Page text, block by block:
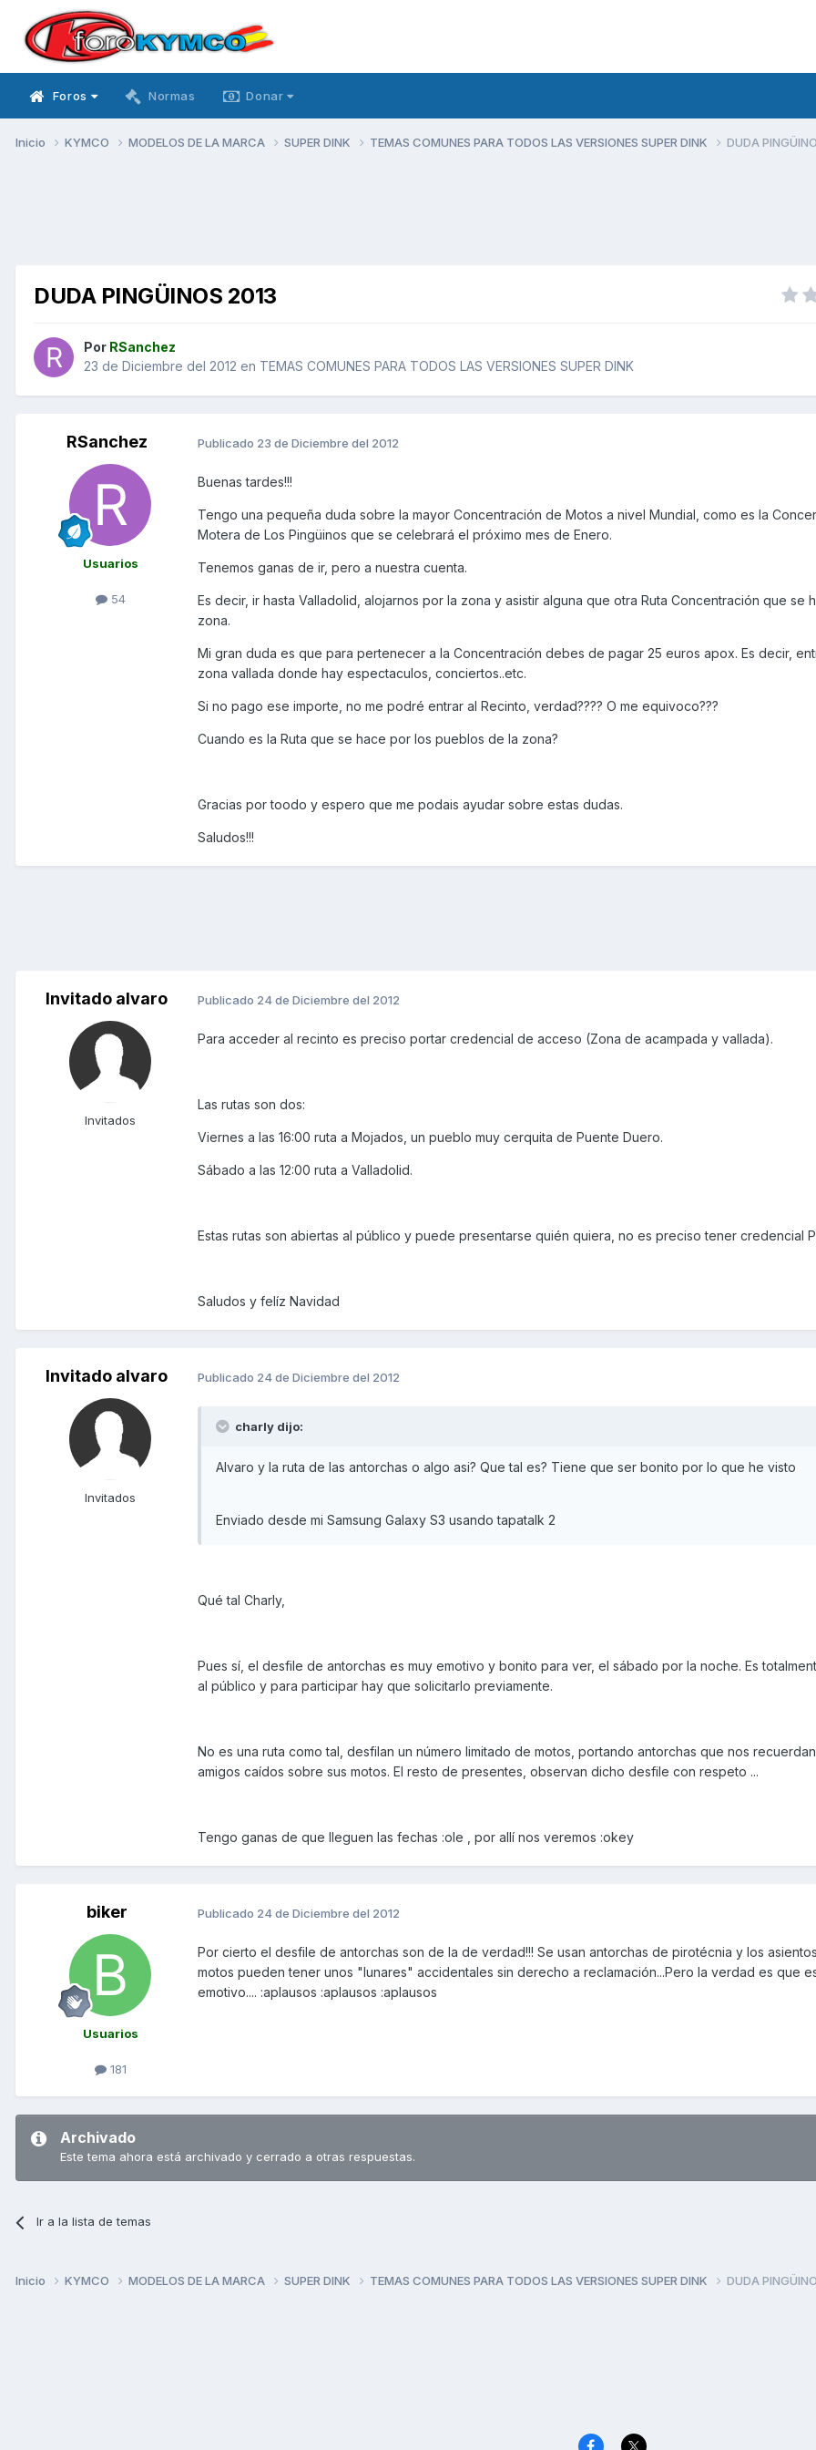
Foros Normas Donar
Inicio KYMCO MODELOS DE LA MARCA SUPER DINK TEMAS COMUNES PARA TODOS LAS VERSIONES SUPER DINK DUDA
DUDA PINGÜINOS 2013
Por RSanchez
23 de Diciembre del 2012 en TEMAS COMUNES PARA TODOS LAS VERSIONES SUPER DINK
RSanchez
Usuarios
54
Publicado 23 de Diciembre del 2012
Buenas tardes!!!
Tengo una pequeña duda sobre la mayor Concentración de Motos a nivel Mundial, como es la
Motera de Los Pingüinos que se celebrará el próximo mes de Enero.
Tenemos ganas de ir, pero a nuestra cuenta.
Es decir, ir hasta Valladolid, alojarnos por la zona y asistir alguna que otra Ruta Concentración que se
zona.
Mi gran duda es que para pertenecer a la Concentración debes de pagar 25 euros apox. Es decir,
zona vallada donde hay espectaculos, conciertos..etc.
Si no pago ese importe, no me podré entrar al Recinto, verdad???? O me equivoco???
Cuando es la Ruta que se hace por los pueblos de la zona?
Gracias por toodo y espero que me podais ayudar sobre estas dudas.
Saludos!!!
Invitado alvaro
Invitados
Publicado 24 de Diciembre del 2012
Para acceder al recinto es preciso portar credencial de acceso (Zona de acampada y vallada).
Las rutas son dos:
Viernes a las 16:00 ruta a Mojados, un pueblo muy cerquita de Puente Duero.
Sábado a las 12:00 ruta a Valladolid.
Estas rutas son abiertas al público y puede presentarse quién quiera, no es preciso tener credencial
Saludos y felíz Navidad
Invitado alvaro
Invitados
Publicado 24 de Diciembre del 2012
charly dijo:
Alvaro y la ruta de las antorchas o algo asi? Que tal es? Tiene que ser bonito por lo que he visto
Enviado desde mi Samsung Galaxy S3 usando tapatalk 2
Qué tal Charly,
Pues sí, el desfile de antorchas es muy emotivo y bonito para ver, el sábado por la noche. Es
al público y para participar hay que solicitarlo previamente.
No es una ruta como tal, desfilan un número limitado de motos, portando antorchas que nos
amigos caídos sobre sus motos. El resto de presentes, observan dicho desfile con respeto ...
Tengo ganas de que lleguen las fechas :ole , por allí nos veremos :okey
biker
Usuarios
181
Publicado 24 de Diciembre del 2012
Por cierto el desfile de antorchas son de la de verdad!!! Se usan antorchas de pirotécnia y los
motos pueden tener unos "lunares" accidentales sin derecho a reclamación...Pero la verdad es que
emotivo.... :aplausos :aplausos :aplausos
Archivado
Este tema ahora está archivado y cerrado a otras respuestas.
Ir a la lista de temas
Inicio KYMCO MODELOS DE LA MARCA SUPER DINK TEMAS COMUNES PARA TODOS LAS VERSIONES SUPER DINK DUDA